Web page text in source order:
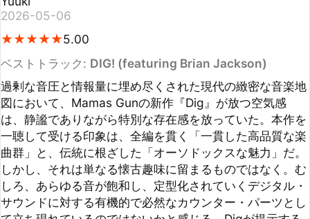
★
★★
★★
★
図において、Mamas Gunの新作『Dig』が放つ空気感
は、静謐でありながら特別な存在感を放っていた。本作を
一聴して受ける印象は、全編を貫く「一貫した高品質な楽
曲群」と、伝統に根ざした「オーソドックスな魅力」だ。
しかし、それは単なる懐古趣味に留まるものではなく。む
しろ、あらゆる音が飽和し、定型化されていくデジタル・
サウンドに対する有機的で必然なカウンター・パーツとし
て立ち現れているのではないかと感じる。Digが提示する
のは、「レコードとして所有すべき」という言葉がピッタ
リなそのサウンド的な普遍性である。また、しっかりと構